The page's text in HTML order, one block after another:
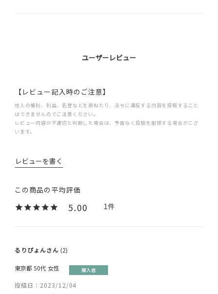
ユーザーレビュー
【レビュー記入時のご注意】
他人の権利、利益、名誉などを損ねたり、法令に違反する内容を投稿すること
はできませんのでご注意ください。
レビュー内容が不適切と判断した場合は、予告なく投稿を削除する場合がござ
います。
5.00 1
るりぴょん 2
購入者
東京都 50代 女性
投稿日 2023/12/04
レビューを書く